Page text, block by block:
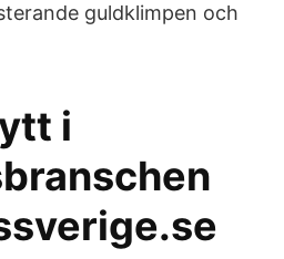
guldklimpen och
i